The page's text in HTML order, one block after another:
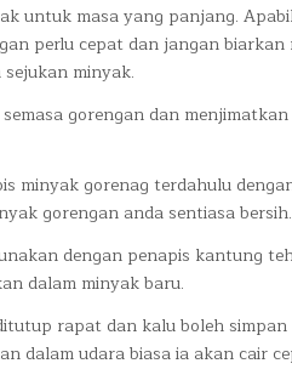
untuk masa yang panjang.
perlu cepat dan jangan biarkan
minyak.
gorengan dan
minyak gorenag terdahulu
gorengan anda sentiasa bersih.
dengan penapis kantung
dalam minyak baru.
rapat dan kalu boleh
dalam udara biasa ia akan cair